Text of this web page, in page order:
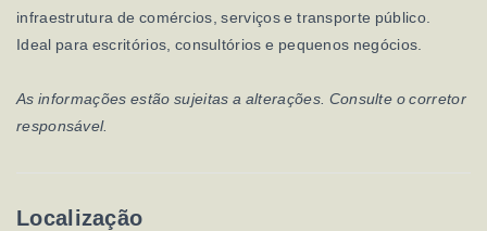
infraestrutura de comércios, serviços e transporte público.
Ideal para escritórios, consultórios e pequenos negócios.
As informações estão sujeitas a alterações. Consulte o corretor
responsável.
Localização